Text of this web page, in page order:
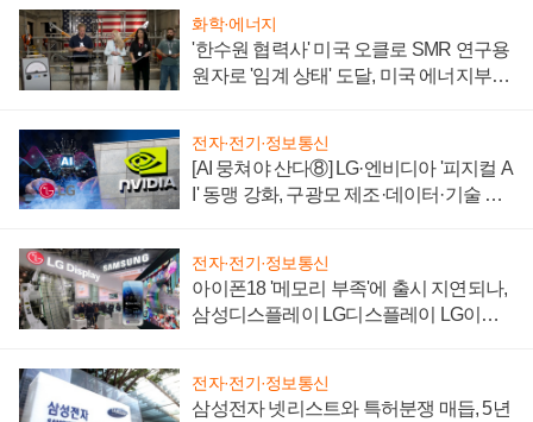
화학·에너지
'한수원 협력사' 미국 오클로 SMR 연구용
원자로 '임계 상태' 도달, 미국 에너지부
전자·전기·정보통신
[AI 뭉쳐야 산다⑧] LG·엔비디아 '피지컬 A
I' 동맹 강화, 구광모 제조·데이터·기술 결
전자·전기·정보통신
아이폰18 '메모리 부족'에 출시 지연되나,
삼성디스플레이 LG디스플레이 LG이노
전자·전기·정보통신
삼성전자 넷리스트와 특허분쟁 매듭, 5년